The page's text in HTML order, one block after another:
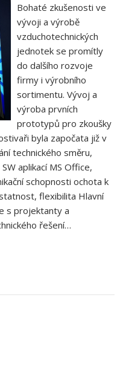
Bohaté zkušenosti ve
vývoji a výrobě
vzduchotechnických
jednotek se promítly
do dalšího rozvoje
firmy i výrobního
sortimentu. Vývoj a
výroba prvních
prototypů pro zkoušky
byla započata již v
technického směru,
aplikací MS Office,
schopnosti ochota k
flexibilita Hlavní
s projektanty a
řešení…